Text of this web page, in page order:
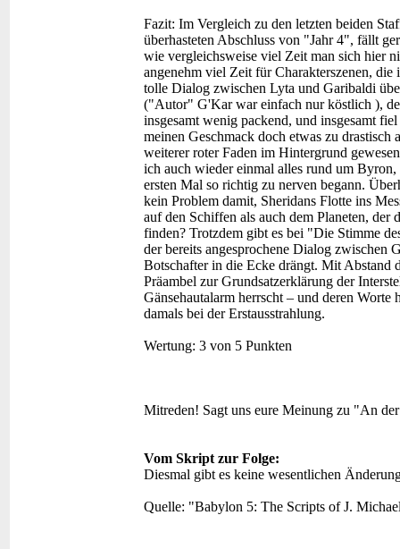
Fazit: Im Vergleich zu den letzten beiden
überhasteten Abschluss von "Jahr 4", fällt
wie vergleichsweise viel Zeit man sich hier
angenehm viel Zeit für Charakterszenen,
tolle Dialog zwischen Lyta und Garibaldi
("Autor" G'Kar war einfach nur köstlich ),
insgesamt wenig packend, und insgesamt
meinen Geschmack doch etwas zu
weiterer roter Faden im Hintergrund
ich auch wieder einmal alles rund um
ersten Mal so richtig zu nerven begann.
kein Problem damit, Sheridans Flotte ins
auf den Schiffen als auch dem Planeten,
finden? Trotzdem gibt es bei "Die Stimme
der bereits angesprochene Dialog zwischen
Botschafter in die Ecke drängt. Mit Abstand
Präambel zur Grundsatzerklärung der
Gänsehautalarm herrscht – und deren
damals bei der Erstausstrahlung.
Wertung: 3 von 5 Punkten
Mitreden! Sagt uns eure Meinung zu "An
Vom Skript zur Folge:
Diesmal gibt es keine wesentlichen
Quelle: "Babylon 5: The Scripts of J.